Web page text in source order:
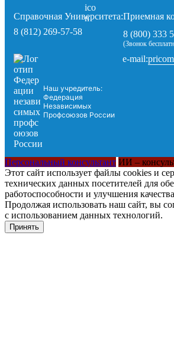
Справочная Университета:
8 (812) 269-57-58
Приемная
8 (800) 333
(Звонок
Наш учредитель:
Федерация
Независимых
Профсоюзов России
e-mail:
Персональный консультант ИИ –
Этот сайт использует файлы cookies и
технических данных посетителей для
работоспособности и улучшения
Продолжая использовать наш сайт, вы
с использованием данных технологий.
Принять